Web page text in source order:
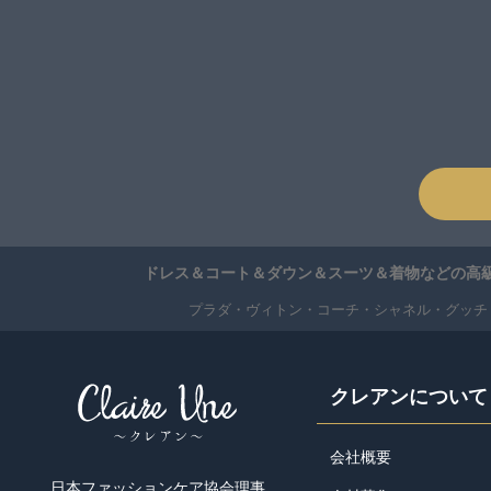
ドレス＆コート＆ダウン＆スーツ＆着物などの
プラダ・ヴィトン・コーチ・シャネル・グッ
クレアンについて
会社概要